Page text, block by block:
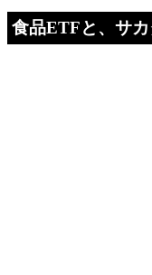
食品ETFと、サ